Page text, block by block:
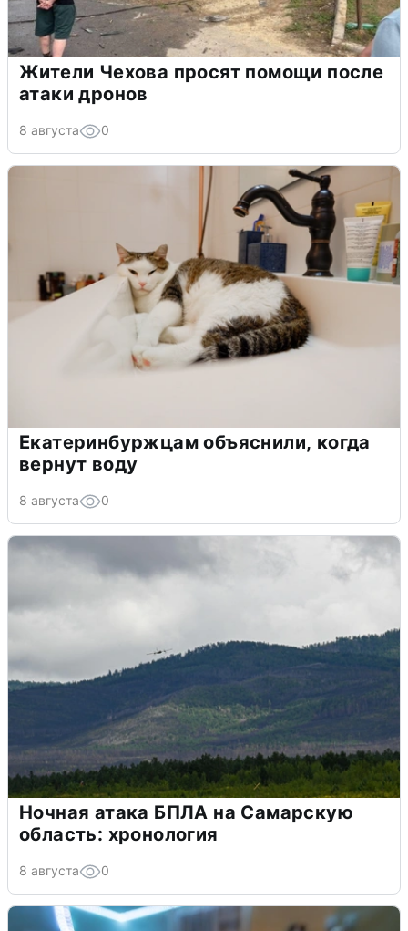
Жители Чехова просят помощи после
атаки дронов
8 августа 0
Екатеринбуржцам объяснили, когда
вернут воду
8 августа 0
Ночная атака БПЛА на Самарскую
область: хронология
8 августа 0